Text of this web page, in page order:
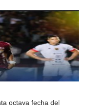
octava fecha del